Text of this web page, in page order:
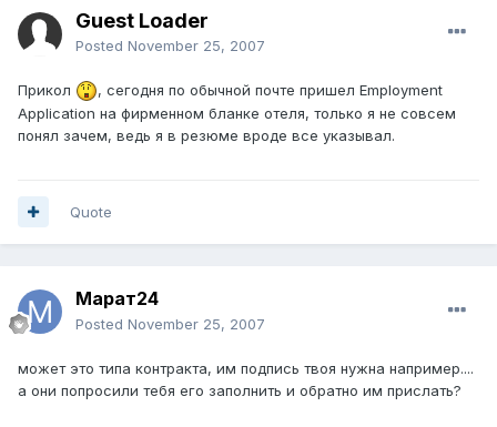
Guest Loader
Posted November 25, 2007
Прикол
, сегодня по обычной почте пришел Employment
Application на фирменном бланке отеля, только я не совсем
понял зачем, ведь я в резюме вроде все указывал.
Quote
Марат24
Posted November 25, 2007
может это типа контракта, им подпись твоя нужна например....
а они попросили тебя его заполнить и обратно им прислать?